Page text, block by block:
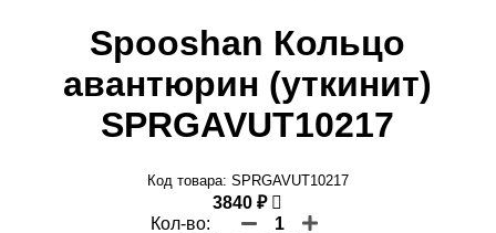
Spooshan Кольцо
авантюрин (уткинит)
SPRGAVUT10217
Код товара: SPRGAVUT10217
3840 ₽
Кол-во:
1